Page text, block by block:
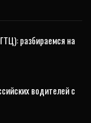
разбираемся на
водителей с